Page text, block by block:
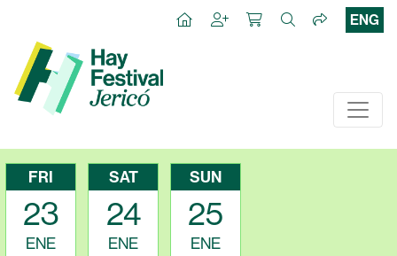
ENG
FRI
23
ENE
SAT
24
ENE
SUN
25
ENE